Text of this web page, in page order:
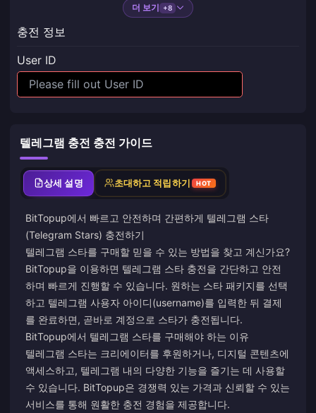
더 보기 +8
충전 정보
User ID
텔레그램 충전 충전 가이드
상세 설명 초대하고 적립하기 HOT
BitTopup에서 빠르고 안전하며 간편하게 텔레그램 스타
(Telegram Stars) 충전하기
텔레그램 스타를 구매할 믿을 수 있는 방법을 찾고 계신가요?
BitTopup을 이용하면 텔레그램 스타 충전을 간단하고 안전
하며 빠르게 진행할 수 있습니다. 원하는 스타 패키지를 선택
하고 텔레그램 사용자 아이디(username)를 입력한 뒤 결제
를 완료하면, 곧바로 계정으로 스타가 충전됩니다.
BitTopup에서 텔레그램 스타를 구매해야 하는 이유
텔레그램 스타는 크리에이터를 후원하거나, 디지털 콘텐츠에
액세스하고, 텔레그램 내의 다양한 기능을 즐기는 데 사용할
수 있습니다. BitTopup은 경쟁력 있는 가격과 신뢰할 수 있는
서비스를 통해 원활한 충전 경험을 제공합니다.